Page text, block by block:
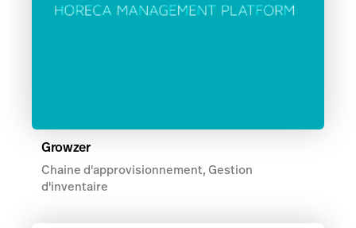
Growzer
Chaine d'approvisionnement, Gestion
d'inventaire